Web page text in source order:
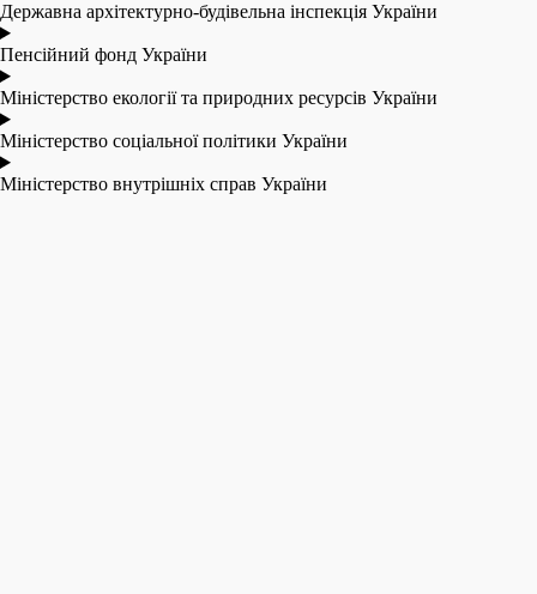
Державна архітектурно-будівельна інспекція України
Пенсійний фонд України
Міністерство екології та природних ресурсів України
Міністерство соціальної політики України
Міністерство внутрішніх справ України